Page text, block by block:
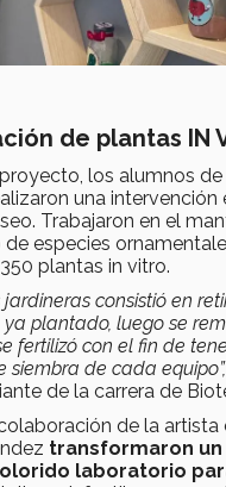
de plantas IN
los alumnos de
una intervención
Trabajaron en el
especies
plantas in vitro.
consistió en
plantado, luego se
fertilizó con el fin de
siembra de cada
de la carrera de
de la artista
transformaron
laboratorio